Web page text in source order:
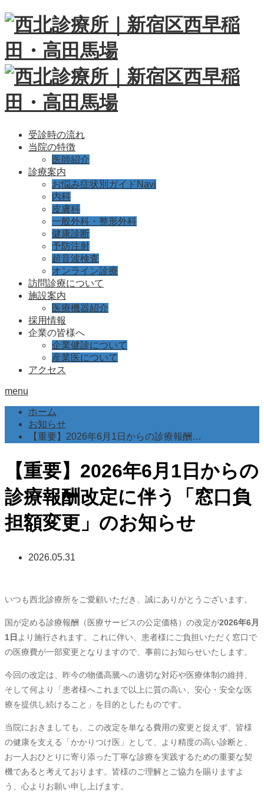
受診時の流れ
当院の特徴
医師紹介
診療案内
お悩み症状別ガイドNavi
内科
皮膚科
一般外科・整形外科
健康診断
予防注射
超音波検査
オンライン診療
訪問診療について
施設案内
医療機器紹介
採用情報
企業の皆様へ
企業健診について
産業医について
アクセス
menu
ホーム
お知らせ
【重要】2026年6月1日からの診療報酬…
【重要】2026年6月1日からの
診療報酬改定に伴う「窓口負
担額変更」のお知らせ
2026.05.31
いつも西北診療所をご愛顧いただき、誠にありがとうございます。
国が定める診療報酬（医療サービスの公定価格）の改定が2026年6月
1日 より施行されます。これに伴い、患者様にご負担いただく窓口で
の医療費が一部変更となりますので、事前にお知らせいたします。
今回の改定は、昨今の物価高騰への適切な対応や医療体制の維持、
そして何より「患者様へこれまで以上に質の高い、安心・安全な医
療を提供し続けること」を目的としたものです。
当院におきましても、この改定を単なる費用の変更と捉えず、皆様
の健康を支える「かかりつけ医」として、より精度の高い診断と、
お一人おひとりに寄り添った丁寧な診療を実践するための重要な契
機であると考えております。皆様のご理解とご協力を賜りますよ
う、心よりお願い申し上げます。